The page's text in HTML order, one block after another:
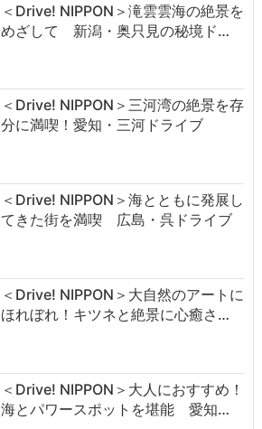
＜Drive! NIPPON＞滝雲雲海の絶景を
めざして 新潟・奥只見の秘境ド…
＜Drive! NIPPON＞三河湾の絶景を存
分に満喫！愛知・三河ドライブ
＜Drive! NIPPON＞海とともに発展し
てきた街を満喫 広島・呉ドライブ
＜Drive! NIPPON＞大自然のアートに
ほれぼれ！キツネと絶景に心癒さ…
＜Drive! NIPPON＞大人におすすめ！
海とパワースポットを堪能 愛知…